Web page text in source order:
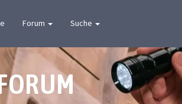
Forum Suche